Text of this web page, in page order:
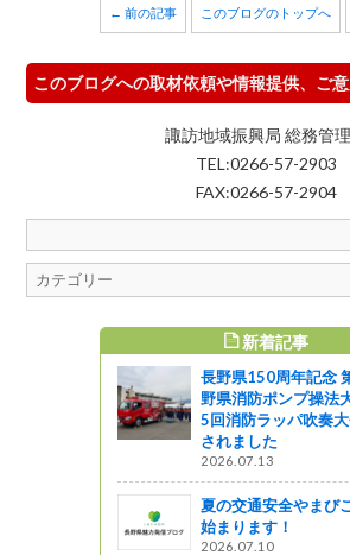
← 前の記事 このブログのトップへ
このブログへの取材依頼や情報提供、ご
諏訪地域振興局 総務管
TEL:0266-57-2903
FAX:0266-57-2904
新着記事
長野県150周年記念
野県消防ポンプ操法
5回消防ラッパ吹奏
されました
2026.07.13
夏の交通安全やまび
始まります！
2026.07.10